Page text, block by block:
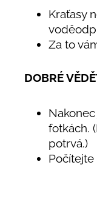
Kraťasy
Za to
DOBRÉ
fotkách.
potrvá.)